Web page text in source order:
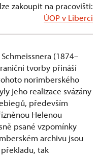
zakoupit na pracovišti:
ÚOP v Liberci
(1874–
tvorby přináší
norimberského
jeho realizace svázány
především
Helenou
psané vzpomínky
archivu jsou
tak